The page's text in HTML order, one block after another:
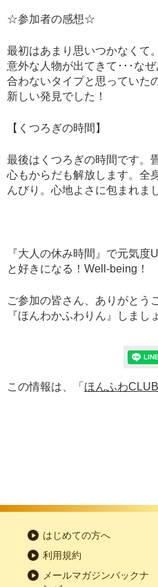
☆参加者の感想☆
最初はあまり思いつかなくて
意外な人物が出てきて･･･な
合わないタイプと思っていた
新しい発見でした！
【くつろぎの時間】
最後はくつろぎの時間です。
心もからだも解放します。全
んびり。心地よさに包まれま
『大人の休み時間』で元気
と好きになる！Well-being！
ご参加の皆さん、ありがとう
『ほんわかふわりん』しまし
この情報は、「 ほんふわCLUB
はじめての方へ
利用規約
メールマガジンバックナ